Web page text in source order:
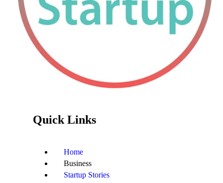
Quick Links
Home
Business
Startup Stories